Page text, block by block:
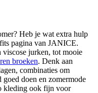
Heb je wat extra hulp
pagina van JANICE.
jurken, tot mooie
broeken. Denk aan
combinaties om
doen en zomermode
kleding ook fijn voor